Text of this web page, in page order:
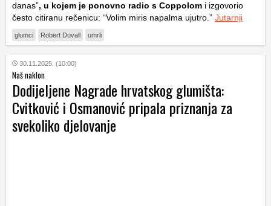
danas”, u kojem je ponovno radio s Coppolom i izgovorio
često citiranu rečenicu: “Volim miris napalma ujutro.” Jutarnji
glumci Robert Duvall umrli
30.11.2025. (10:00)
Naš naklon
Dodijeljene Nagrade hrvatskog glumišta:
Cvitković i Osmanović pripala priznanja za
svekoliko djelovanje